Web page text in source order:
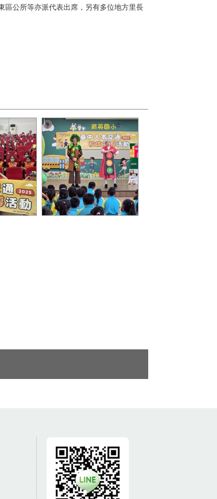
區公所等亦派代表出席，另有多位地方里長